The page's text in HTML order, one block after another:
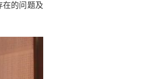
在的问题及